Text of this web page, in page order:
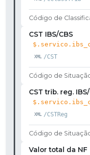
Código de
CST IBS/CBS
/CST
Código de
CST trib. reg.
/CSTReg
Código de
Valor total da NF